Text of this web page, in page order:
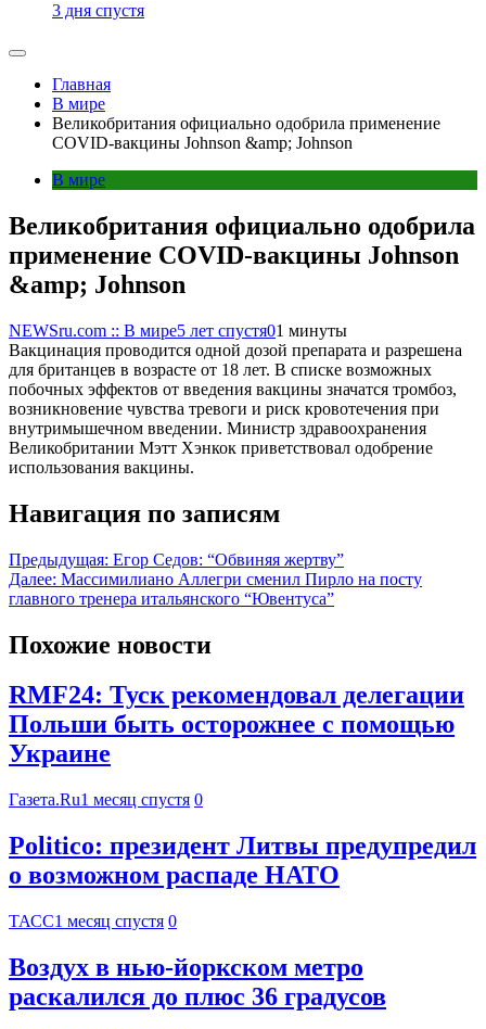
3 дня спустя
Главная
В мире
Великобритания официально одобрила применение
COVID-вакцины Johnson &amp; Johnson
В мире
Великобритания официально одобрила
применение COVID-вакцины Johnson
&amp; Johnson
NEWSru.com :: В мире5 лет спустя01 минуты
Вакцинация проводится одной дозой препарата и разрешена
для британцев в возрасте от 18 лет. В списке возможных
побочных эффектов от введения вакцины значатся тромбоз,
возникновение чувства тревоги и риск кровотечения при
внутримышечном введении. Министр здравоохранения
Великобритании Мэтт Хэнкок приветствовал одобрение
использования вакцины.
Навигация по записям
Предыдущая: Егор Седов: “Обвиняя жертву”
Далее: Массимилиано Аллегри сменил Пирло на посту
главного тренера итальянского “Ювентуса”
Похожие новости
RMF24: Туск рекомендовал делегации
Польши быть осторожнее с помощью
Украине
Газета.Ru1 месяц спустя 0
Politico: президент Литвы предупредил
о возможном распаде НАТО
ТАСС1 месяц спустя 0
Воздух в нью-йоркском метро
раскалился до плюс 36 градусов